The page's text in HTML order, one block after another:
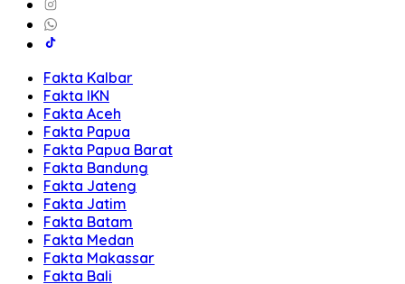
Fakta Kalbar
Fakta IKN
Fakta Aceh
Fakta Papua
Fakta Papua Barat
Fakta Bandung
Fakta Jateng
Fakta Jatim
Fakta Batam
Fakta Medan
Fakta Makassar
Fakta Bali